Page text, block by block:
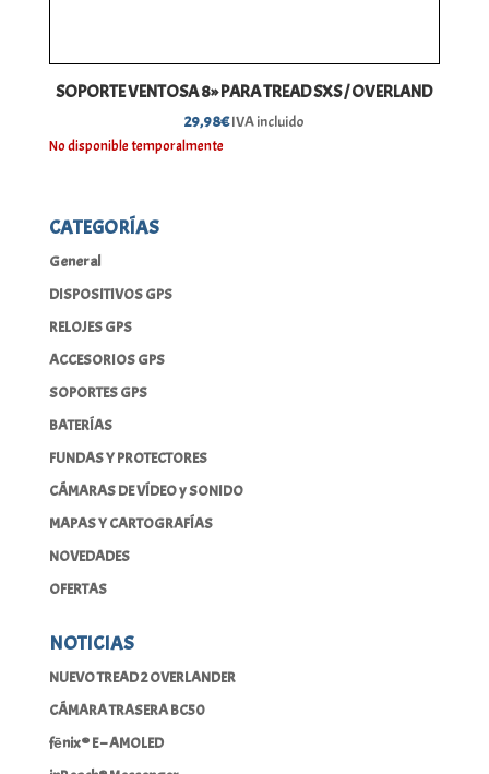
SOPORTE VENTOSA 8» PARA TREAD SXS / OVERLAND
29,98€IVA incluido
No disponible temporalmente
CATEGORÍAS
General
DISPOSITIVOS GPS
RELOJES GPS
ACCESORIOS GPS
SOPORTES GPS
BATERÍAS
FUNDAS Y PROTECTORES
CÁMARAS DE VÍDEO y SONIDO
MAPAS Y CARTOGRAFÍAS
NOVEDADES
OFERTAS
NOTICIAS
NUEVO TREAD 2 OVERLANDER
CÁMARA TRASERA BC50
fēnix® E – AMOLED